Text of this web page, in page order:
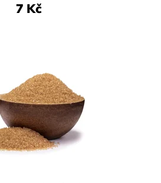
7 Kč